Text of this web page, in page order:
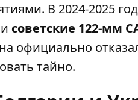
В 2024-2025
советские 122-мм
официально
тайно.